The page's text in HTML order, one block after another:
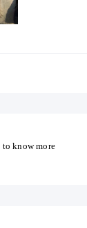
to know more